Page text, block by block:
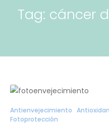
Tag: cáncer
Antienvejecimiento
Fotoprotección